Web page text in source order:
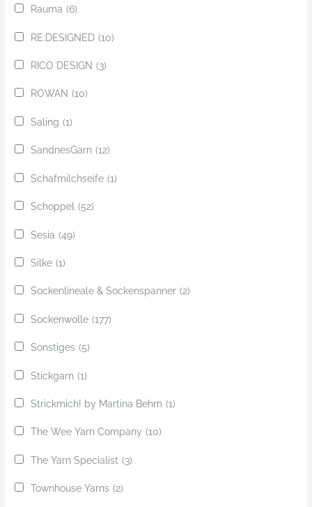
Rauma (6)
RE:DESIGNED (10)
RICO DESIGN (3)
ROWAN (10)
Saling (1)
SandnesGarn (12)
Schafmilchseife (1)
Schoppel (52)
Sesia (49)
Silke (1)
Sockenlineale & Sockenspanner (2)
Sockenwolle (177)
Sonstiges (5)
Stickgarn (1)
Strickmich! by Martina Behm (1)
The Wee Yarn Company (10)
The Yarn Specialist (3)
Townhouse Yarns (2)